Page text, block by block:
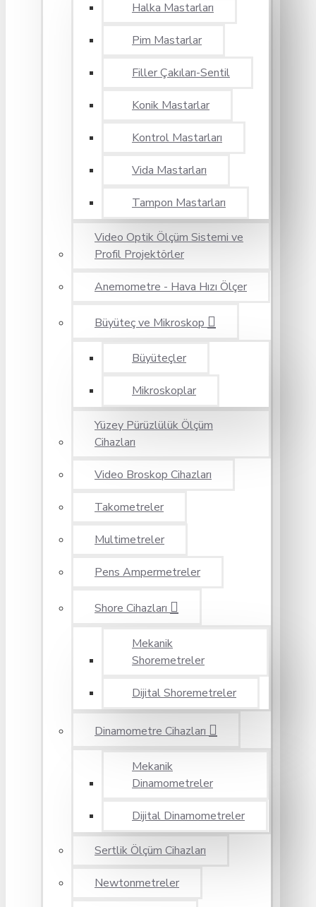
Halka Mastarları
Pim Mastarlar
Filler Çakıları-Sentil
Konik Mastarlar
Kontrol Mastarları
Vida Mastarları
Tampon Mastarları
Video Optik Ölçüm Sistemi ve
Profil Projektörler
Anemometre - Hava Hızı Ölçer
Büyüteç ve Mikroskop
Büyüteçler
Mikroskoplar
Yüzey Pürüzlülük Ölçüm
Cihazları
Video Broskop Cihazları
Takometreler
Multimetreler
Pens Ampermetreler
Shore Cihazları
Mekanik
Shoremetreler
Dijital Shoremetreler
Dinamometre Cihazları
Mekanik
Dinamometreler
Dijital Dinamometreler
Sertlik Ölçüm Cihazları
Newtonmetreler